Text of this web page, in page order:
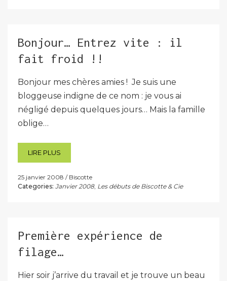
Bonjour… Entrez vite : il
fait froid !!
Bonjour mes chères amies ! Je suis une
bloggeuse indigne de ce nom : je vous ai
négligé depuis quelques jours… Mais la famille
oblige…
LIRE PLUS
25 janvier 2008
Biscotte
Categories: Janvier 2008, Les débuts de Biscotte & Cie
Première expérience de
filage…
Hier soir j’arrive du travail et je trouve un beau